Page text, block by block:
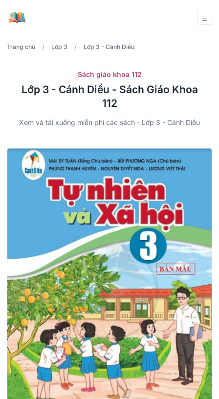
Trang chủ / Lớp 3 / Lớp 3 - Cánh Diều
Sách giáo khoa 112
Lớp 3 - Cánh Diều - Sách Giáo Khoa
112
Xem và tải xuống miễn phí các sách - Lớp 3 - Cánh Diều